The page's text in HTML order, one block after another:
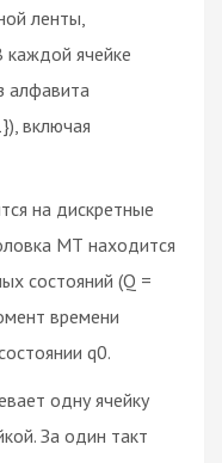
ленты,
каждой ячейке
алфавита
включая
на дискретные
МТ находится
состояний (Q =
времени
q0.
одну ячейку
За один такт